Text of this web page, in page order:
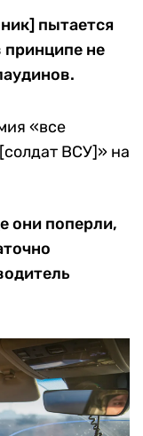
пытается
принципе не
«все
ВСУ]» на
они поперли,